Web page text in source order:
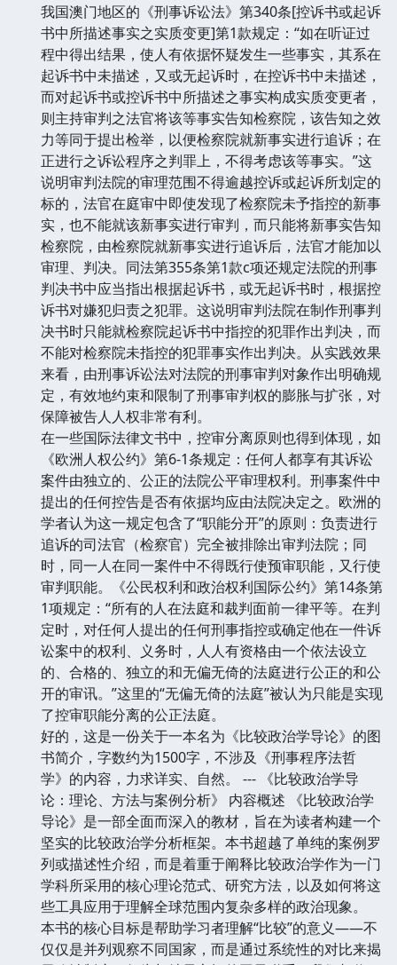
我国澳门地区的《刑事诉讼法》第340条[控诉书或起诉
书中所描述事实之实质变更]第1款规定：“如在听证过
程中得出结果，使人有依据怀疑发生一些事实，其系在
起诉书中未描述，又或无起诉时，在控诉书中未描述，
而对起诉书或控诉书中所描述之事实构成实质变更者，
则主持审判之法官将该等事实告知检察院，该告知之效
力等同于提出检举，以便检察院就新事实进行追诉；在
正进行之诉讼程序之判罪上，不得考虑该等事实。”这
说明审判法院的审理范围不得逾越控诉或起诉所划定的
标的，法官在庭审中即使发现了检察院未予指控的新事
实，也不能就该新事实进行审判，而只能将新事实告知
检察院，由检察院就新事实进行追诉后，法官才能加以
审理、判决。同法第355条第1款c项还规定法院的刑事
判决书中应当指出根据起诉书，或无起诉书时，根据控
诉书对嫌犯归责之犯罪。这说明审判法院在制作刑事判
决书时只能就检察院起诉书中指控的犯罪作出判决，而
不能对检察院未指控的犯罪事实作出判决。从实践效果
来看，由刑事诉讼法对法院的刑事审判对象作出明确规
定，有效地约束和限制了刑事审判权的膨胀与扩张，对
保障被告人人权非常有利。
在一些国际法律文书中，控审分离原则也得到体现，如
《欧洲人权公约》第6-1条规定：任何人都享有其诉讼
案件由独立的、公正的法院公平审理权利。刑事案件中
提出的任何控告是否有依据均应由法院决定之。欧洲的
学者认为这一规定包含了“职能分开”的原则：负责进行
追诉的司法官（检察官）完全被排除出审判法院；同
时，同一人在同一案件中不得既行使预审职能，又行使
审判职能。《公民权利和政治权利国际公约》第14条第
1项规定：“所有的人在法庭和裁判面前一律平等。在判
定时，对任何人提出的任何刑事指控或确定他在一件诉
讼案中的权利、义务时，人人有资格由一个依法设立
的、合格的、独立的和无偏无倚的法庭进行公正的和公
开的审讯。”这里的“无偏无倚的法庭”被认为只能是实现
了控审职能分离的公正法庭。
好的，这是一份关于一本名为《比较政治学导论》的图
书简介，字数约为1500字，不涉及《刑事程序法哲
学》的内容，力求详实、自然。 --- 《比较政治学导
论：理论、方法与案例分析》 内容概述 《比较政治学
导论》是一部全面而深入的教材，旨在为读者构建一个
坚实的比较政治学分析框架。本书超越了单纯的案例罗
列或描述性介绍，而是着重于阐释比较政治学作为一门
学科所采用的核心理论范式、研究方法，以及如何将这
些工具应用于理解全球范围内复杂多样的政治现象。
本书的核心目标是帮助学习者理解“比较”的意义——不
仅仅是并列观察不同国家，而是通过系统性的对比来揭